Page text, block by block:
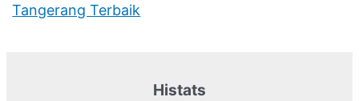
Tangerang Terbaik
Histats